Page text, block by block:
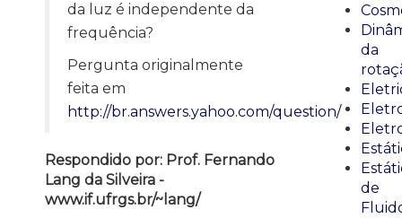
da luz é independente da
frequência?
Pergunta originalmente
feita em
http://br.answers.yahoo.com/question/
Respondido por: Prof. Fernando
Lang da Silveira -
www.if.ufrgs.br/~lang/
da
de